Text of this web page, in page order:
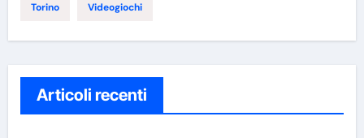
Torino Videogiochi
Articoli recenti